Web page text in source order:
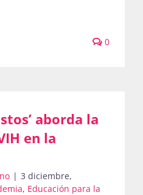
0
aborda la
en la
| 3 diciembre,
, Educación para la